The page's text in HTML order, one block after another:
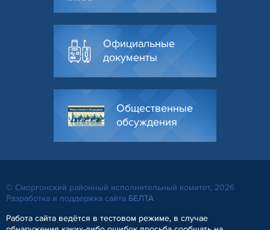
Официальные
документы
Общественные
обсуждения
© Сморгонский районный исполнительный комитет, 2026
Разработка и поддержка сайта БЕЛТА
Работа сайта ведётся в тестовом режиме, в случае